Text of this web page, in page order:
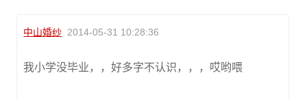
中山婚纱 2014-05-31 10:28:36
我小学没毕业，，好多字不认识，，，哎哟喂